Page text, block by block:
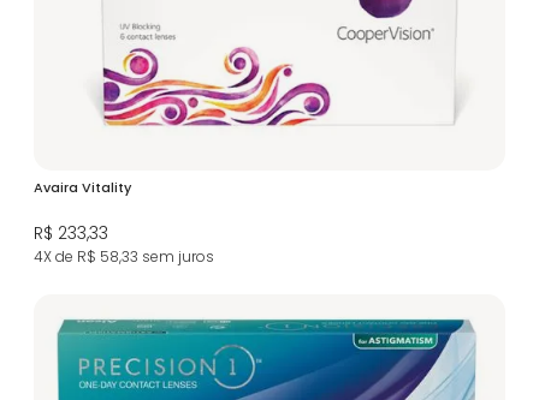
Avaira Vitality
R$ 233,33
4X de R$ 58,33 sem juros